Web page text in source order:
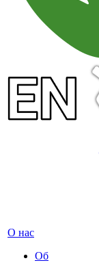
О нас
Об